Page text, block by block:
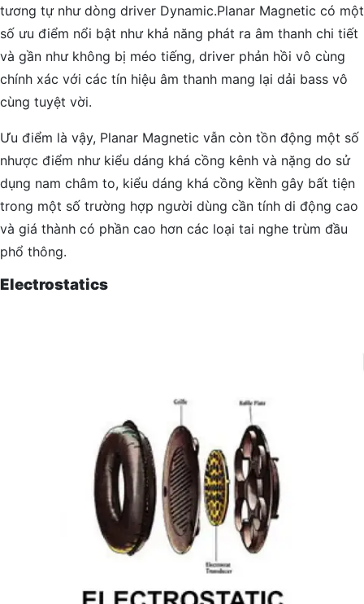
tương tự như dòng driver Dynamic.Planar Magnetic có một
số ưu điểm nổi bật như khả năng phát ra âm thanh chi tiết
và gần như không bị méo tiếng, driver phản hồi vô cùng
chính xác với các tín hiệu âm thanh mang lại dải bass vô
cùng tuyệt vời.
Ưu điểm là vậy, Planar Magnetic vẫn còn tồn động một số
nhược điểm như kiểu dáng khá cồng kênh và nặng do sử
dụng nam châm to, kiểu dáng khá cồng kềnh gây bất tiện
trong một số trường hợp người dùng cần tính di động cao
và giá thành có phần cao hơn các loại tai nghe trùm đầu
phổ thông.
Electrostatics